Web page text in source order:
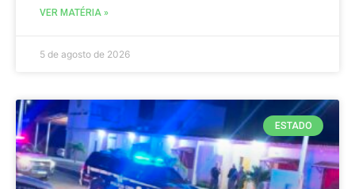
VER MATÉRIA »
5 de agosto de 2026
ESTADO